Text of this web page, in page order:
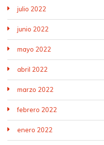
julio 2022
junio 2022
mayo 2022
abril 2022
marzo 2022
febrero 2022
enero 2022